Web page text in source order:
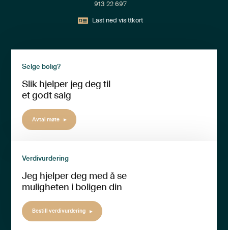
913 22 697
Last ned visittkort
Selge bolig?
Slik hjelper jeg deg til
et godt salg
Avtal møte
Verdivurdering
Jeg hjelper deg med å se
muligheten i boligen din
Bestill verdivurdering